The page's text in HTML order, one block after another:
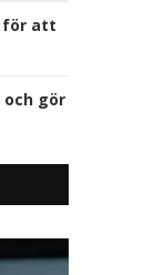
för att
gör